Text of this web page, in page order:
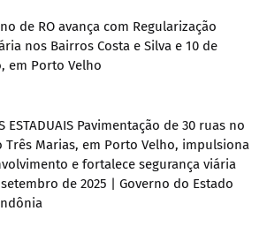
de RO avança com Regularização
nos Bairros Costa e Silva e 10 de
em Porto Velho
ESTADUAIS Pavimentação de 30 ruas no
Três Marias, em Porto Velho, impulsiona
e fortalece segurança viária
de 2025 | Governo do Estado